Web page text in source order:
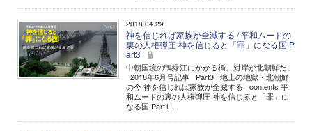
2018.04.29
神を信じれば家族が全滅する / 平和ムードの
裏の人権弾圧 神を信じると「罪」になる国 P
art3
中朝国境の鴨緑江にかかる橋。対岸が北朝鮮だ。
2018年6月号記事 Part3 地上の地獄・北朝鮮
の今 神を信じれば家族が全滅する contents 平
和ムードの裏の人権弾圧 神を信じると「罪」に
なる国 Part1 ...